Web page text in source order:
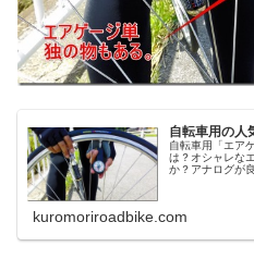
自転車用の人
自転車用「エア
は？オシャレな
か？アナログが
kuromoriroadbike.com